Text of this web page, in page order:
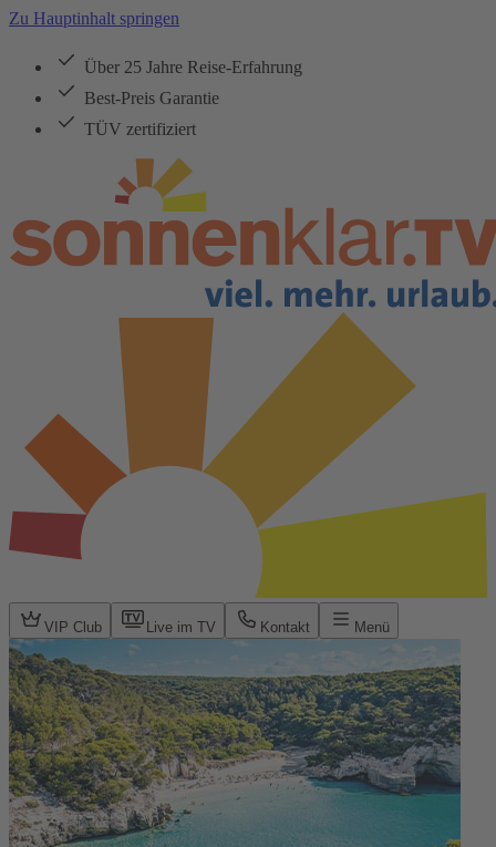
Zu Hauptinhalt springen
Über 25 Jahre Reise-Erfahrung
Best-Preis Garantie
TÜV zertifiziert
VIP Club Live im TV Kontakt Menü